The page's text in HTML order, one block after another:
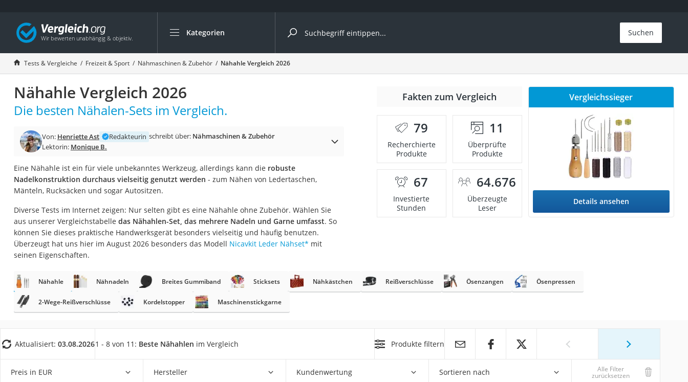
Kategorien
Die beliebtesten Vergleiche nach Kategorie
Freizeit & Sport
Gartentrampolin
Trampolin
Metalldetektor
Eufab-Fahrradträger
Trampolin 366 cm
Aluminium-Koffer
Futterboot
E-Bike-Dreirad
Trekkingschuhe Herren
Koffer
Nachtsichtgerät
Vibrationsplatte
Wanderschuhe Herren
Suchen
Tests & Vergleiche Freizeit & Sport Nähmaschinen & Zubehör Nähahle Vergleich 2026
Nähahle Vergleich 2026
Die besten Nähalen-Sets im Vergleich.
Von: Henriette Ast Redakteurin schreibt über: Nähmaschinen & Zubehör
Lektorin: Monique B.
Eine Nähahle ist ein für viele unbekanntes Werkzeug, allerdings kann die robuste
Nadelkonstruktion durchaus vielseitig genutzt werden - zum Nähen von Ledertaschen,
Mänteln, Rucksäcken und sogar Autositzen.
Diverse Tests im Internet zeigen: Nur selten gibt es eine Nähahle ohne Zubehör. Wählen Sie
aus unserer Vergleichstabelle das Nähahlen-Set, das mehrere Nadeln und Garne umfasst. So
können Sie dieses praktische Handwerksgerät besonders vielseitig und häufig benutzen.
Überzeugt hat uns hier im August 2026 besonders das Modell Nicavkit Leder Nähset* mit
seinen Eigenschaften.
Fakten zum Vergleich
79
Recherchierte
Produkte
11
Überprüfte
Produkte
67
Investierte
Stunden
64.676
Überzeugte
Leser
Vergleichssieger
Details ansehen
Nähahle Nähnadeln Breites Gummiband Sticksets Nähkästchen Reißverschlüsse Ösenzangen Ösenpressen
2-Wege-Reißverschlüsse Kordelstopper Maschinenstickgarne
Aktualisiert: 03.08.20261 - 8 von 11: Beste Nähahlen im Vergleich Produkte filtern
Preis in EUR Hersteller Kundenwertung Sortieren nach Alle Filter
zurücksetzen